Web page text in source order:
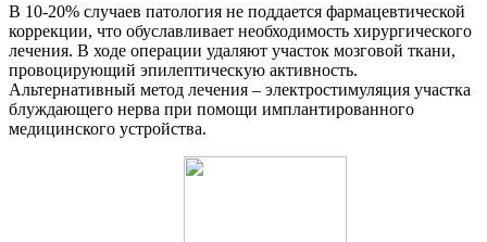
В 10-20% случаев патология не поддается фармацевтической
коррекции, что обуславливает необходимость хирургического
лечения. В ходе операции удаляют участок мозговой ткани,
провоцирующий эпилептическую активность.
Альтернативный метод лечения – электростимуляция участка
блуждающего нерва при помощи имплантированного
медицинского устройства.